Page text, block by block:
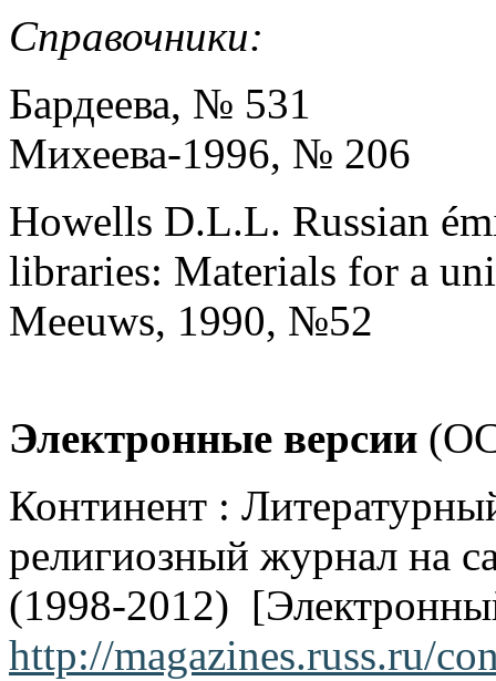
Справочники:
Бардеева, № 531
Михеева-1996, № 206
Howells D.L.L. Russian
libraries: Materials for a
Meeuws, 1990, №52
Электронные версии
Континент :
религиозный журнал на
(1998-2012)
http://magazines.russ.ru/